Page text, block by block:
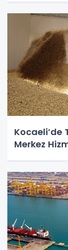
Kocaeli’de
Merkez